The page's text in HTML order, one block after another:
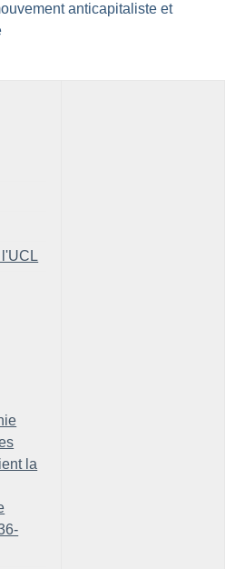
anticapitaliste et
la